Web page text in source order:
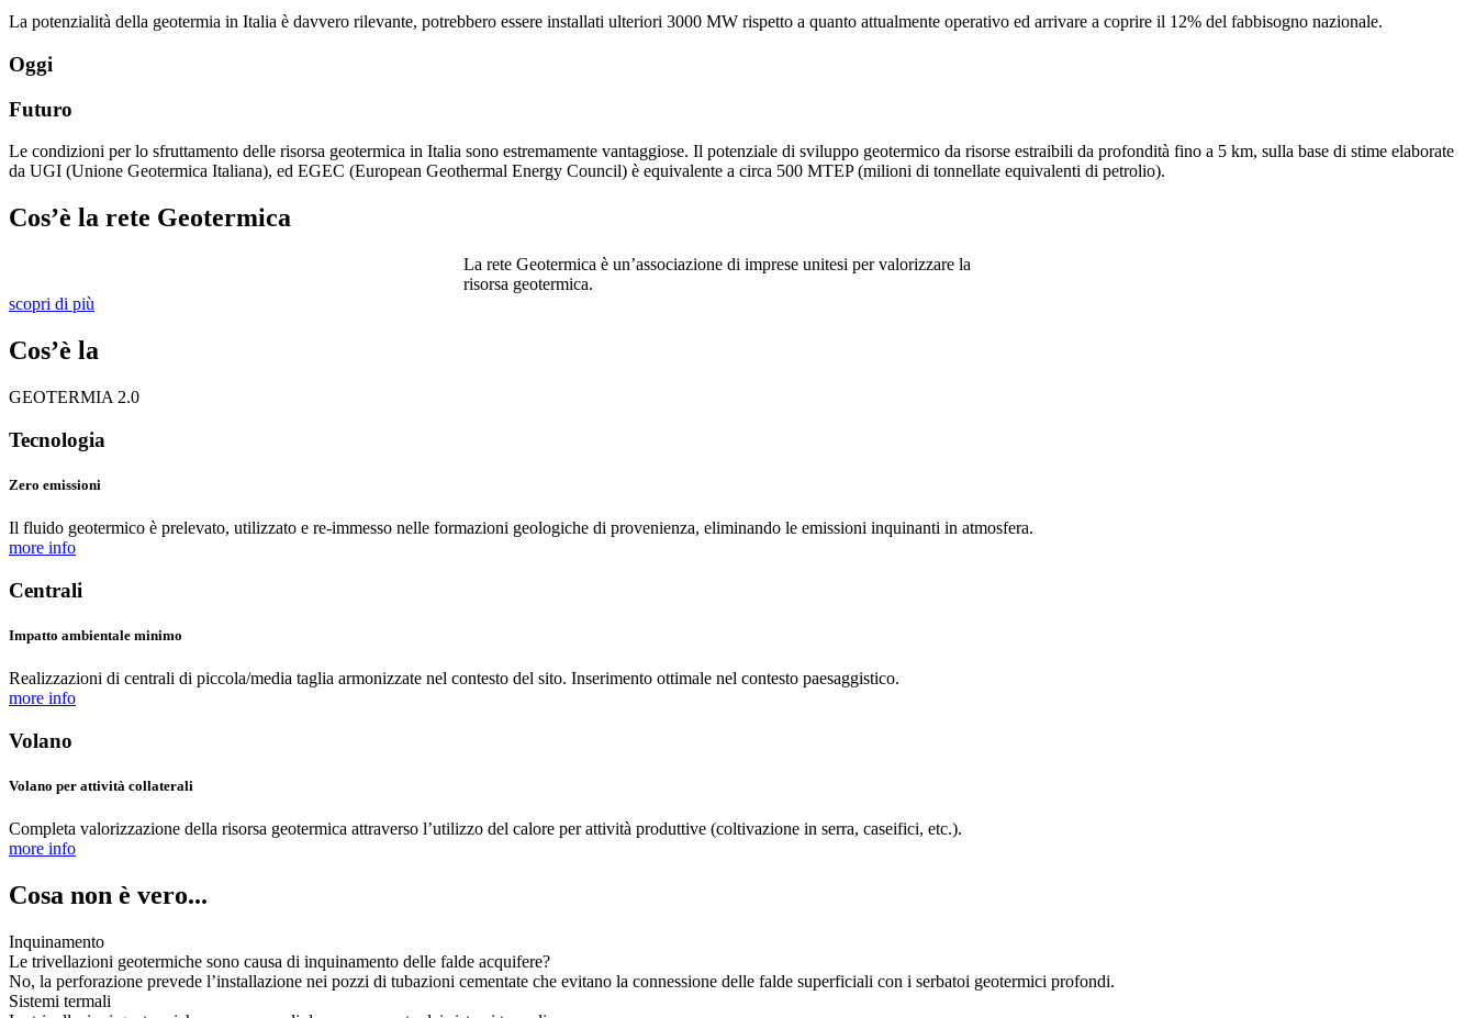
La potenzialità della geotermia in Italia è davvero rilevante, potrebbero essere installati ulteriori 3000 MW rispetto a quanto attualmente operativo ed arrivare a coprire il 12% del fabbisogno nazionale.
Oggi
Futuro
Le condizioni per lo sfruttamento delle risorsa geotermica in Italia sono estremamente vantaggiose. Il potenziale di sviluppo geotermico da risorse estraibili da profondità fino a 5 km, sulla base di stime elaborate
da UGI (Unione Geotermica Italiana), ed EGEC (European Geothermal Energy Council) è equivalente a circa 500 MTEP(milioni di tonnellate equivalenti di petrolio).
Cos’è la rete Geotermica
La rete Geotermica è un’associazione di imprese unitesi per valorizzare la
risorsa geotermica.
scopri di più
Cos’è la
GEOTERMIA 2.0
Tecnologia
Zero emissioni
Il fluido geotermico è prelevato, utilizzato e re-immesso nelle formazioni geologiche di provenienza, eliminando le emissioni inquinanti in atmosfera.
more info
Centrali
Impatto ambientale minimo
Realizzazioni di centrali di piccola/media taglia armonizzate nel contesto del sito. Inserimento ottimale nel contesto paesaggistico.
more info
Volano
Volano per attività collaterali
Completa valorizzazione della risorsa geotermica attraverso l’utilizzo del calore per attività produttive (coltivazione in serra, caseifici, etc.).
more info
Cosa non è vero...
Inquinamento
Le trivellazioni geotermiche sono causa di inquinamento delle falde acquifere?
No, la perforazione prevede l’installazione nei pozzi di tubazioni cementate che evitano la connessione delle falde superficiali con i serbatoi geotermici profondi.
Sistemi termali